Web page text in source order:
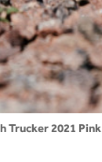
Trucker 2021 Pink